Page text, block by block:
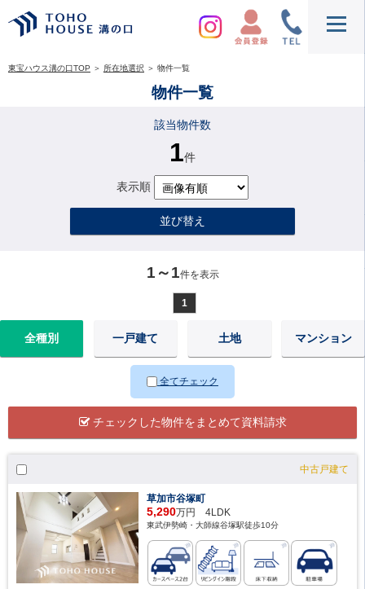
東宝ハウス溝の口TOP ＞ 所在地選択 ＞ 物件一覧
物件一覧
該当物件数
1件
表示順
並び替え
1～1件を表示
1
全種別 一戸建て 土地 マンション
全てチェック
チェックした物件をまとめて資料請求
中古戸建て
草加市谷塚町
5,290万円 4LDK
東武伊勢崎・大師線谷塚駅徒歩10分